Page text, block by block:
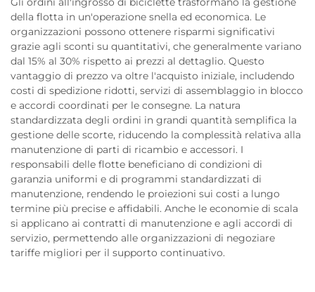
della flotta in un'operazione snella ed economica. Le
organizzazioni possono ottenere risparmi significativi
grazie agli sconti su quantitativi, che generalmente variano
dal 15% al 30% rispetto ai prezzi al dettaglio. Questo
vantaggio di prezzo va oltre l'acquisto iniziale, includendo
costi di spedizione ridotti, servizi di assemblaggio in blocco
e accordi coordinati per le consegne. La natura
standardizzata degli ordini in grandi quantità semplifica la
gestione delle scorte, riducendo la complessità relativa alla
manutenzione di parti di ricambio e accessori. I
responsabili delle flotte beneficiano di condizioni di
garanzia uniformi e di programmi standardizzati di
manutenzione, rendendo le proiezioni sui costi a lungo
termine più precise e affidabili. Anche le economie di scala
si applicano ai contratti di manutenzione e agli accordi di
servizio, permettendo alle organizzazioni di negoziare
tariffe migliori per il supporto continuativo.